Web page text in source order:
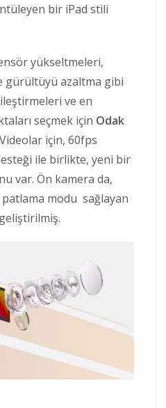
bir iPad stili
yükseltmeleri,
gürültüyü azaltma gibi
ve en
seçmek için Odak
için, 60fps
ile birlikte, yeni bir
var. Ön kamera da,
patlama modu sağlayan